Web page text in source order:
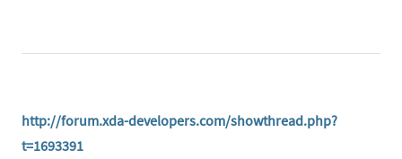
http://forum.xda-developers.com/showthread.php?
t=1693391